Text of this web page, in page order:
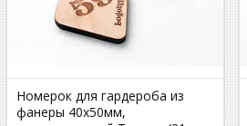
Номерок для гардероба из
фанеры 40х50мм,